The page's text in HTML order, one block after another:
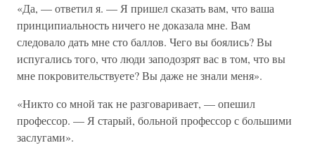
«Да, — ответил я. — Я пришел сказать вам, что ваша
принципиальность ничего не доказала мне. Вам
следовало дать мне сто баллов. Чего вы боялись? Вы
испугались того, что люди заподозрят вас в том, что вы
мне покровительствуете? Вы даже не знали меня».
«Никто со мной так не разговаривает, — опешил
профессор. — Я старый, больной профессор с большими
заслугами».